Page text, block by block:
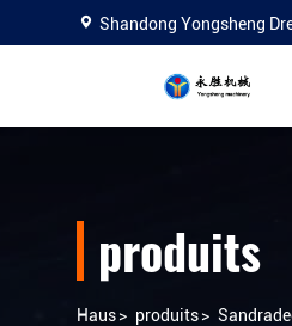
Shandong Yongsheng
produits
Haus> produits>